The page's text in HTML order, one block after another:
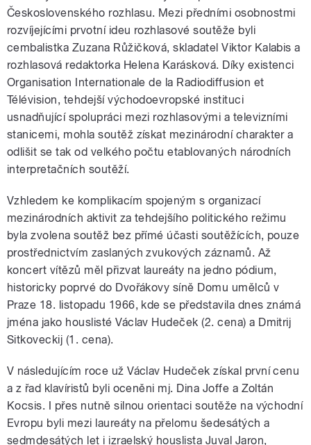
Československého rozhlasu. Mezi předními osobnostmi
rozvíjejícími prvotní ideu rozhlasové soutěže byli
cembalistka Zuzana Růžičková, skladatel Viktor Kalabis a
rozhlasová redaktorka Helena Karásková. Díky existenci
Organisation Internationale de la Radiodiffusion et
Télévision, tehdejší východoevropské instituci
usnadňující spolupráci mezi rozhlasovými a televizními
stanicemi, mohla soutěž získat mezinárodní charakter a
odlišit se tak od velkého počtu etablovaných národních
interpretačních soutěží.
Vzhledem ke komplikacím spojeným s organizací
mezinárodních aktivit za tehdejšího politického režimu
byla zvolena soutěž bez přímé účasti soutěžících, pouze
prostřednictvím zaslaných zvukových záznamů. Až
koncert vítězů měl přizvat laureáty na jedno pódium,
historicky poprvé do Dvořákovy síně Domu umělců v
Praze 18. listopadu 1966, kde se představila dnes známá
jména jako houslisté Václav Hudeček (2. cena) a Dmitrij
Sitkoveckij (1. cena).
V následujícím roce už Václav Hudeček získal první cenu
a z řad klavíristů byli oceněni mj. Dina Joffe a Zoltán
Kocsis. I přes nutně silnou orientaci soutěže na východní
Evropu byli mezi laureáty na přelomu šedesátých a
sedmdesátých let i izraelský houslista Juval Jaron,